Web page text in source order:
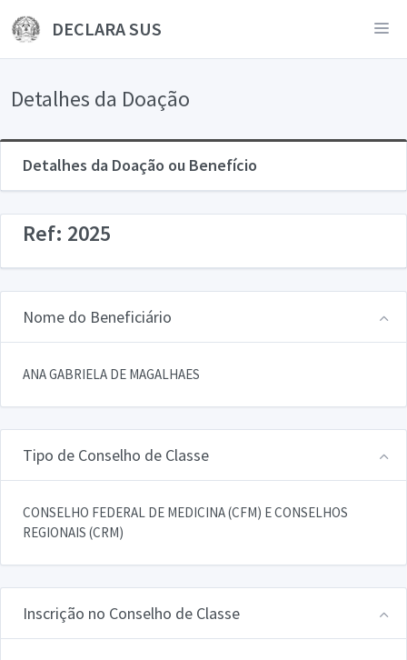
DECLARA SUS
Detalhes da Doação
Detalhes da Doação ou Benefício
Ref: 2025
Nome do Beneficiário
ANA GABRIELA DE MAGALHAES
Tipo de Conselho de Classe
CONSELHO FEDERAL DE MEDICINA (CFM) E CONSELHOS
REGIONAIS (CRM)
Inscrição no Conselho de Classe